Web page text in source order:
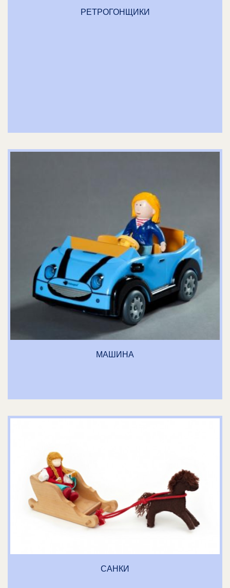
РЕТРОГОНЩИКИ
МАШИНА
САНКИ